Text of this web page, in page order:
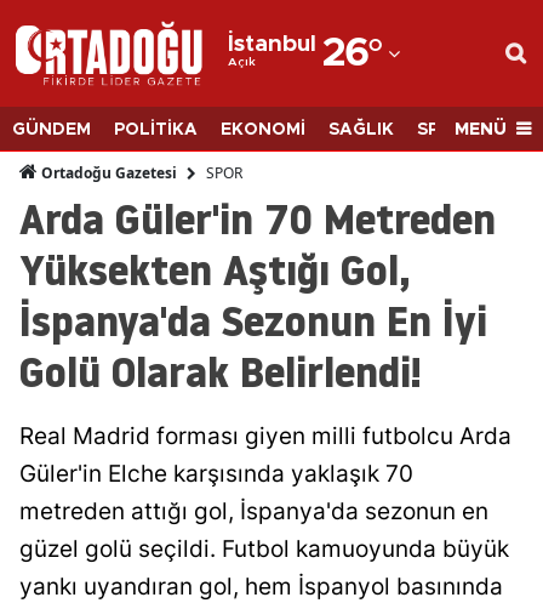
İstanbul
Açık 26°
Adana
Adıyaman
Ağrı
Amasya
Ankara
Antalya
Artvin
Aydın
Balıkesir
Bilecik
GÜNDEM POLİTİKA EKONOMİ SAĞLIK SPORMENÜ
Ortadoğu Gazetesi SPOR
Arda Güler'in 70 Metreden
Yüksekten Aştığı Gol,
İspanya'da Sezonun En İyi
Golü Olarak Belirlendi!
Real Madrid forması giyen milli futbolcu Arda
Güler'in Elche karşısında yaklaşık 70
metreden attığı gol, İspanya'da sezonun en
güzel golü seçildi. Futbol kamuoyunda büyük
yankı uyandıran gol, hem İspanyol basınında